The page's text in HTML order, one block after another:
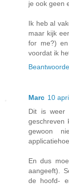
je ook geen
Ik heb al
maar kijk
for me?)
voordat ik
Marc 10
Dit is weer
geschreven
gewoon
En dus
aangeeft).
de hoofd-